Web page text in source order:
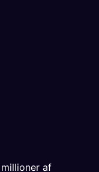
af